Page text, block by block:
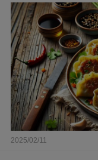
2025/02/11